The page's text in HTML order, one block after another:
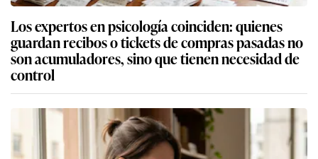
Los expertos en psicología coinciden: quienes
guardan recibos o tickets de compras pasadas no
son acumuladores, sino que tienen necesidad de
control